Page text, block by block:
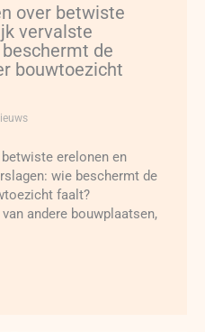
over betwiste
vervalste
de
bouwtoezicht
erelonen en
wie beschermt de
faalt?
andere bouwplaatsen,